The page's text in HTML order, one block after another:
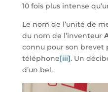
10 fois plus intense
Le nom de l’unité de
du nom de l’inventeur
connu pour son brevet
téléphone[iii]. Un
d’un bel.